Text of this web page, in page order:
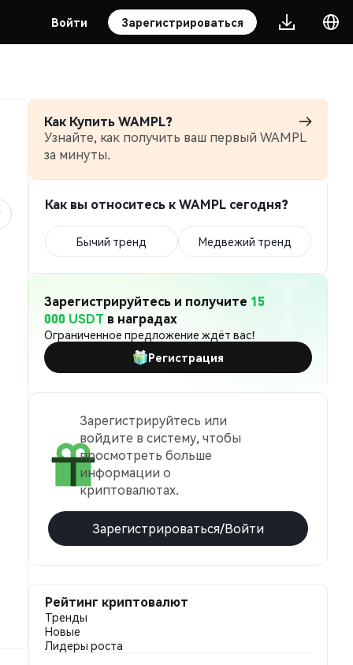
Войти Зарегистрироваться
Как Купить WAMPL?
Узнайте, как получить ваш первый WAMPL
за минуты.
Как вы относитесь к WAMPL сегодня?
Бычий тренд Медвежий тренд
Зарегистрируйтесь и получите 15
000 USDT в наградах
Ограниченное предложение ждёт вас!
Регистрация
Зарегистрируйтесь или
войдите в систему, чтобы
просмотреть больше
информации о
криптовалютах.
Зарегистрироваться/Войти
Рейтинг криптовалют
Тренды
Новые
Лидеры роста